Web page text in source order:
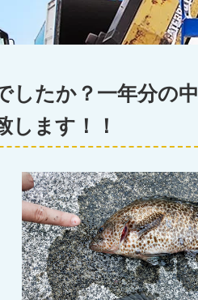
したか？一年分の
します！！